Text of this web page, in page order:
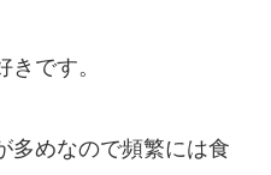
です。
多めなので頻繁には食